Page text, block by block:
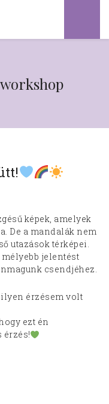
képek, amelyek
De a mandalák nem
utazások térképei.
jelentést
csendjéhez.
érzésem volt
ezt én
érzés!